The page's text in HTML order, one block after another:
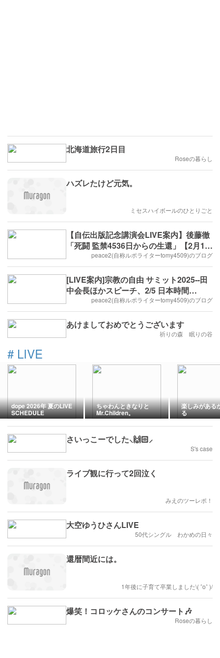
北海道旅行2日目
Roseの暮らし
ハズレたけど元気。
ミセスハイボールのひとりごと
【自伝出版記念講演会LIVE案内】後藤徹
「死闘 監禁4536日からの生還」【2月10
日13時START】
peace2(自称ルポライターtomy4509)のブログ
[LIVE案内]宗教の自由 サミット2025--田
中会長ほかスピーチ、2/5 日本時間
AM8:00peace2(自称ルポライターtomy4509)のブログ
あけましておめでとうございます
祈りの森 眠りの谷
# LIVE
dope 2026年 夏のLIVE
SCHEDULE
ちゃわんときなりと
Mr.Children。
楽しみがある
る
さいっこーでした⸜🙌🏻⸝‍
S's case
ライブ観に行って2回泣く
みえのツーレポ！
大空ゆうひさんLIVE
50代シングル わかめの日々
還暦間近には。
1年後に子育て卒業しました\( ˆoˆ )/
爆笑！コロッケさんのコンサート🎶
Roseの暮らし